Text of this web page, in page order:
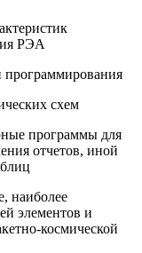
РЭА
программирования
схем
программы для
отчетов, иной
наиболее
элементов и
космической